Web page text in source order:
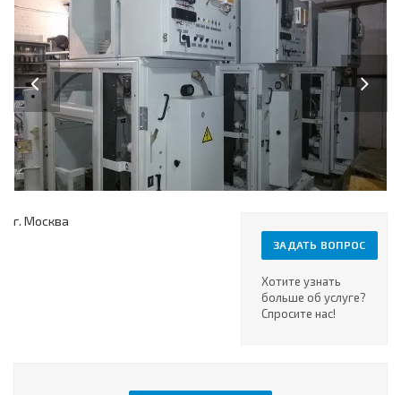
Previous
ЗАДАТЬ ВОПРОС
Хотите узнать
больше об услуге?
Спросите нас!
г. Москва